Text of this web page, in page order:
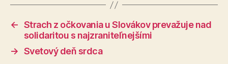
← Strach z očkovania u Slovákov prevažuje nad
solidaritou s najzraniteľnejšími
→ Svetový deň srdca